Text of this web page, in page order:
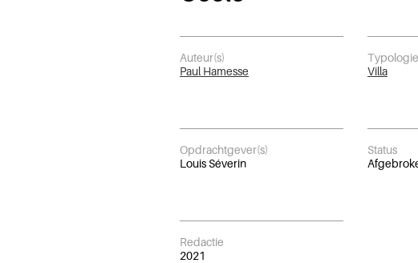
Auteur(s)
Paul Hamesse
Villa
Opdrachtgever(s)
Louis Séverin
Status
Redactie
2021